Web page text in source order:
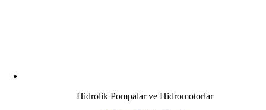
Hidrolik Pompalar ve Hidromotorlar